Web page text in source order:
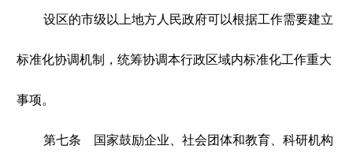
设区的市级以上地方人民政府可以根据工作需要建立
标准化协调机制，统筹协调本行政区域内标准化工作重大
事项。
第七条 国家鼓励企业、社会团体和教育、科研机构